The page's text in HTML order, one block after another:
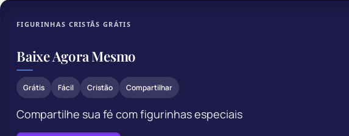
FIGURINHAS CRISTÃS GRÁTIS
Baixe Agora Mesmo
Grátis Fácil Cristão Compartilhar
Compartilhe sua fé com figurinhas especiais